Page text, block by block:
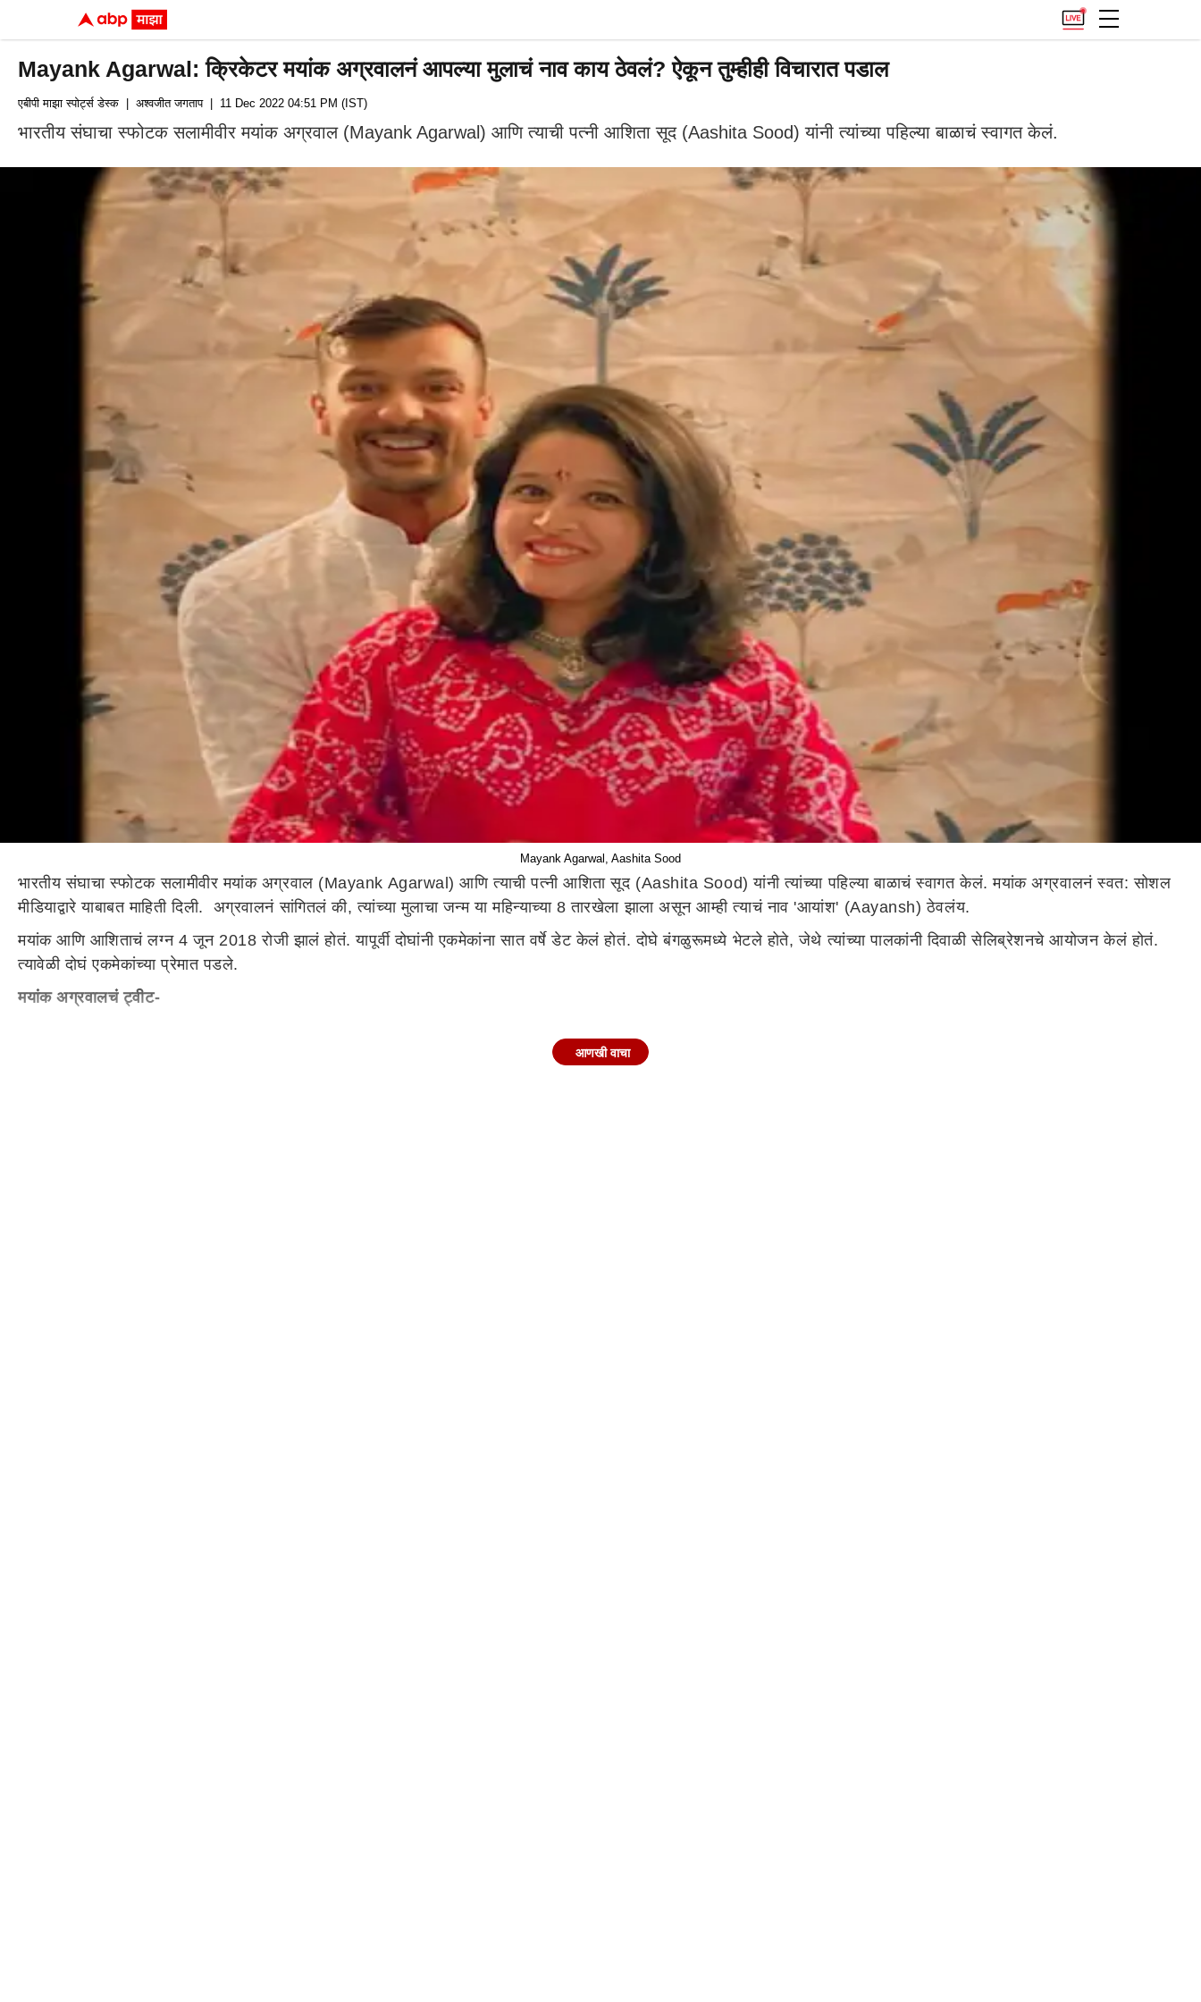
Mayank Agarwal: क्रिकेटर मयांक अग्रवालनं आपल्या मुलाचं नाव काय ठेवलं? ऐकून तुम्हीही विचारात पडाल
एबीपी माझा स्पोर्ट्स डेस्क | अश्वजीत जगताप| 11 Dec 2022 04:51 PM (IST)
भारतीय संघाचा स्फोटक सलामीवीर मयांक अग्रवाल (Mayank Agarwal) आणि त्याची पत्नी आशिता सूद (Aashita Sood) यांनी त्यांच्या पहिल्या बाळाचं स्वागत केलं.
Mayank Agarwal, Aashita Sood
भारतीय संघाचा स्फोटक सलामीवीर मयांक अग्रवाल (Mayank Agarwal) आणि त्याची पत्नी आशिता सूद (Aashita Sood) यांनी त्यांच्या पहिल्या बाळाचं स्वागत केलं. मयांक अग्रवालनं स्वत: सोशल
मीडियाद्वारे याबाबत माहिती दिली. अग्रवालनं सांगितलं की, त्यांच्या मुलाचा जन्म या महिन्याच्या 8 तारखेला झाला असून आम्ही त्याचं नाव 'आयांश' (Aayansh) ठेवलंय.
मयांक आणि आशिताचं लग्न 4 जून 2018 रोजी झालं होतं. यापूर्वी दोघांनी एकमेकांना सात वर्षे डेट केलं होतं. दोघे बंगळुरूमध्ये भेटले होते, जेथे त्यांच्या पालकांनी दिवाळी सेलिब्रेशनचे आयोजन केलं होतं.
त्यावेळी दोघं एकमेकांच्या प्रेमात पडले.
मयांक अग्रवालचं ट्वीट-
आणखी वाचा